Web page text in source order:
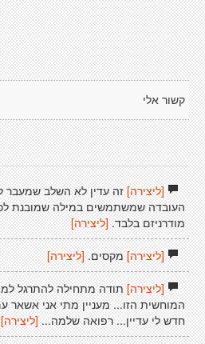
קשור אלי
[ליצירה]זה עדין לא השלב שמעבר
העובדה שמשתמשים במילה שמובנת
מודרניזם בלבד.[ליצירה]
[ליצירה]מקסים. [ליצירה]
[ליצירה]תודה מתחילה להתרגל
המוחשית הזו... מעניין מתי אני
חדש לי עדיין... רפואה שלמה... [ליצירה]